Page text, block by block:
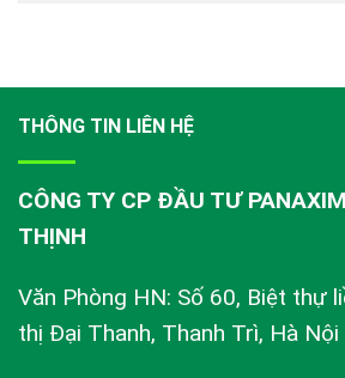
THÔNG TIN LIÊN HỆ
CÔNG TY CP ĐẦU TƯ
THỊNH
Văn Phòng HN: Số 60, Biệt thự
thị Đại Thanh, Thanh Trì, Hà Nội